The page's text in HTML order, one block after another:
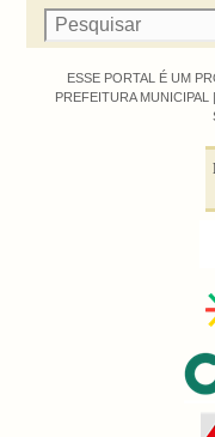
ESSE PORTAL É UM
PREFEITURA MUNICIPAL |